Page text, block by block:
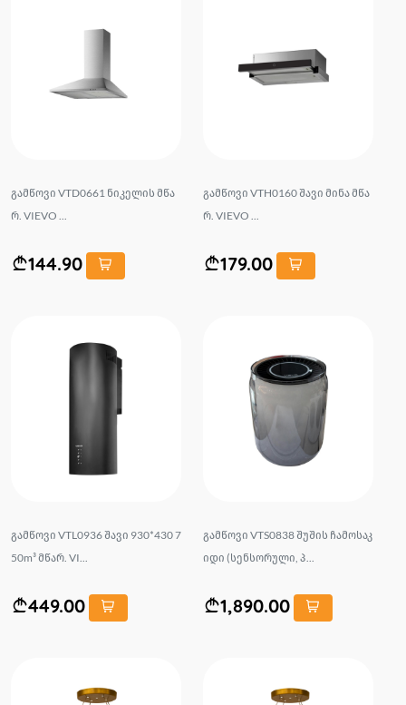
გამწოვი VTD0661 ნიკელის მწა
რ. VIEVO ...
144.90
გამწოვი VTH0160 შავი მინა მწა
რ. VIEVO ...
179.00
გამწოვი VTL0936 შავი 930*430 7
50m³ მწარ. VI...
449.00
გამწოვი VTS0838 შუშის ჩამოსაკ
იდი (სენსორული, პ...
1,890.00